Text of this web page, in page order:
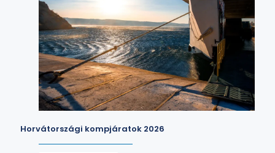
Horvátországi kompjáratok 2026